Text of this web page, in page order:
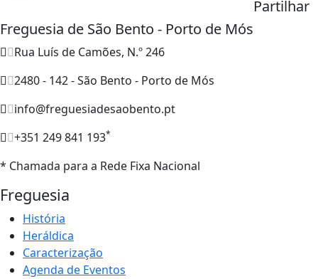
Partilhar
Freguesia de São Bento - Porto de Mós
Rua Luís de Camões, N.º 246
2480 - 142 - São Bento - Porto de Mós
info@freguesiadesaobento.pt
+351 249 841 193*
* Chamada para a Rede Fixa Nacional
Freguesia
História
Heráldica
Caracterização
Agenda de Eventos